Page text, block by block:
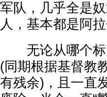
军队，几乎全是
人，基本都是阿
无论从哪个标
(同期根据基督教
有残余)，且一直